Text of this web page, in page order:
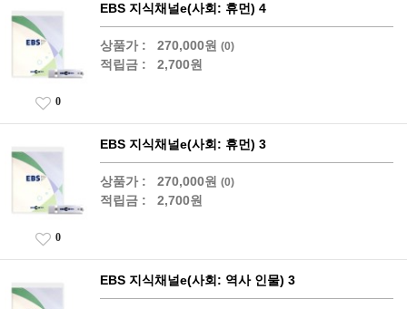
EBS 지식채널e(사회: 휴먼) 4
상품가 : 270,000원 (0)
적립금 : 2,700원
0
EBS 지식채널e(사회: 휴먼) 3
상품가 : 270,000원 (0)
적립금 : 2,700원
0
EBS 지식채널e(사회: 역사 인물) 3